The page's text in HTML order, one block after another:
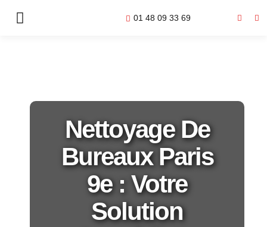
01 48 09 33 69
Nettoyage De
Bureaux Paris
9e : Votre
Solution